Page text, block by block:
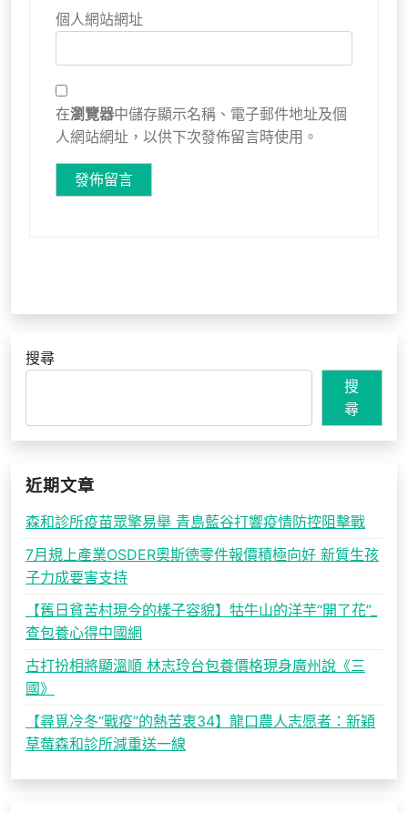
個人網站網址
在瀏覽器中儲存顯示名稱、電子郵件地址及個
人網站網址，以供下次發佈留言時使用。
搜尋
搜
尋
近期文章
森和診所疫苗眾擎易舉 青島藍谷打響疫情防控阻擊戰
7月規上產業OSDER奧斯德零件報價積極向好 新質生孩
子力成要害支持
【舊日貧苦村現今的樣子容貌】牯牛山的洋芋“開了花”_
查包養心得中國網
古打扮相將顯溫順 林志玲台包養價格現身廣州說《三
國》
【尋覓冷冬“戰疫”的熱苦衷34】龍口農人志愿者：新穎
草莓森和診所減重送一線